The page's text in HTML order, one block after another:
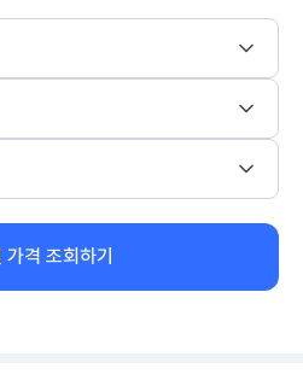
가격 조회하기